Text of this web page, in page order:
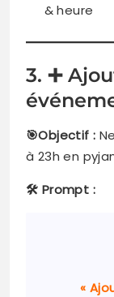
& heure
3. ➕
🎯Objectif :
à 23h en
🛠️ Prompt :
«